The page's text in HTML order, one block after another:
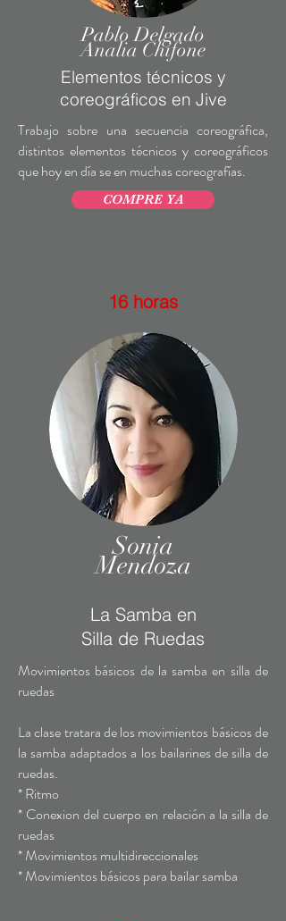
Pablo Delgado
Analia Chifone
Elementos técnicos y
coreográficos en Jive
Trabajo sobre una secuencia coreográfica,
distintos elementos técnicos y coreográficos
que hoy en día se en muchas coreografías.
COMPRE YA
16 horas
Sonia
Mendoza
La Samba en
Silla de Ruedas
Movimientos básicos de la samba en silla de
ruedas
La clase tratara de los movimientos básicos de
la samba adaptados a los bailarines de silla de
ruedas.
* Ritmo
* Conexion del cuerpo en relación a la silla de
ruedas
* Movimientos multidireccionales
* Movimientos básicos para bailar samba